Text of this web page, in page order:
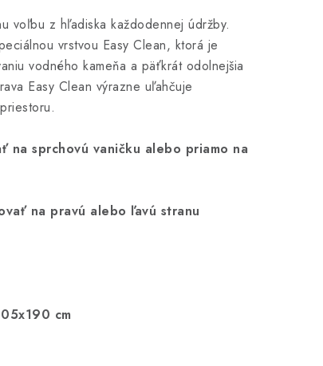
voľbu z hľadiska každodennej údržby.
vrstvou Easy Clean, ktorá je
vodného kameňa a päťkrát odolnejšia
Easy Clean výrazne uľahčuje
na sprchovú vaničku alebo priamo na
na pravú alebo ľavú stranu
cm